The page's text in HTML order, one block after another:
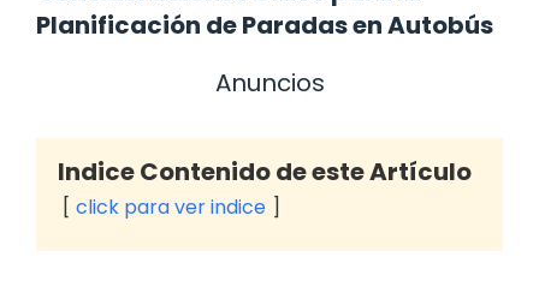
Planificación de Paradas en Autobús
Anuncios
Indice Contenido de este Artículo
click para ver indice